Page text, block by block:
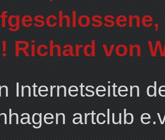
Richard von
Internetseiten
artclub